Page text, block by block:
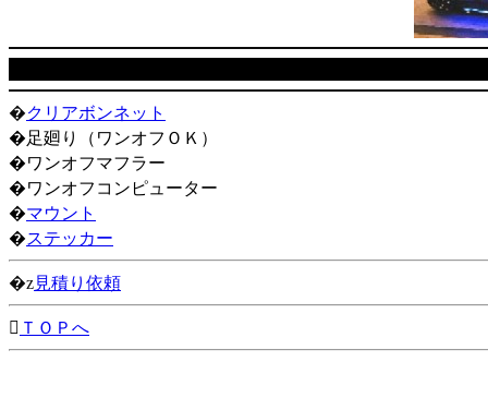
�クリアボンネット
�足廻り（ワンオフＯＫ）
�ワンオフマフラー
�ワンオフコンピューター
�マウント
�ステッカー
�z見積り依頼
 ＴＯＰへ